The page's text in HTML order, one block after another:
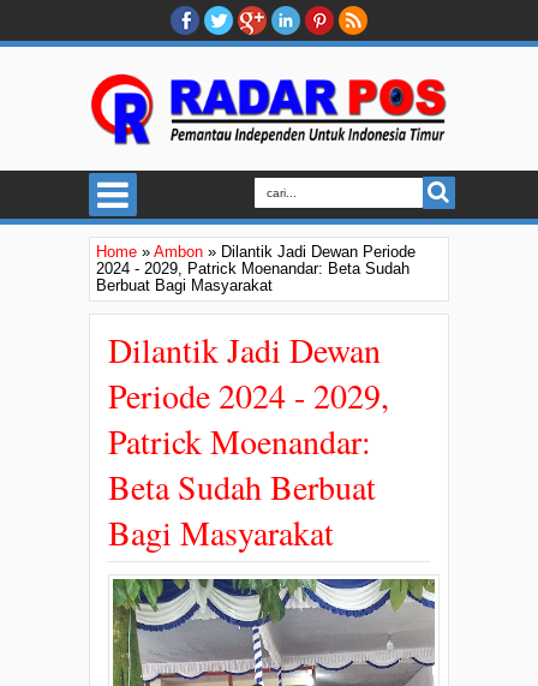
Home » Ambon » Dilantik Jadi Dewan Periode
2024 - 2029, Patrick Moenandar: Beta Sudah
Berbuat Bagi Masyarakat
Dilantik Jadi Dewan
Periode 2024 - 2029,
Patrick Moenandar:
Beta Sudah Berbuat
Bagi Masyarakat